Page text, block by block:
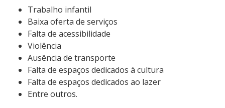
Trabalho infantil
Baixa oferta de serviços
Falta de acessibilidade
Violência
Ausência de transporte
Falta de espaços dedicados à cultura
Falta de espaços dedicados ao lazer
Entre outros.